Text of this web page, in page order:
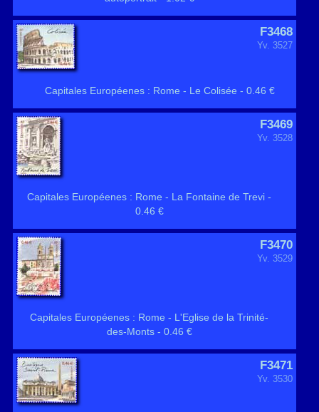
F3468
Yv. 3527
Capitales Européenes : Rome - Le Colisée - 0.46 €
F3469
Yv. 3528
Capitales Européenes : Rome - La Fontaine de Trevi -
0.46 €
F3470
Yv. 3529
Capitales Européenes : Rome - L'Eglise de la Trinité-
des-Monts - 0.46 €
F3471
Yv. 3530